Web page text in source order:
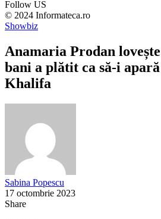
Follow US
© 2024 Informateca.ro
Showbiz
Anamaria Prodan
bani a plătit ca să-i
Khalifa
Sabina Popescu
17 octombrie 2023
Share